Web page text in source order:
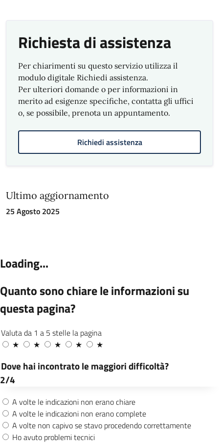
Richiesta di assistenza
Per chiarimenti su questo servizio utilizza il
modulo digitale Richiedi assistenza.
Per ulteriori domande o per informazioni in
merito ad esigenze specifiche, contatta gli uffici
o, se possibile, prenota un appuntamento.
Richiedi assistenza
Ultimo aggiornamento
25 Agosto 2025